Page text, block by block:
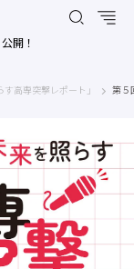
開！
高専突撃レポート」 第５